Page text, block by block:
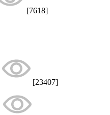
[7618]
[23407]